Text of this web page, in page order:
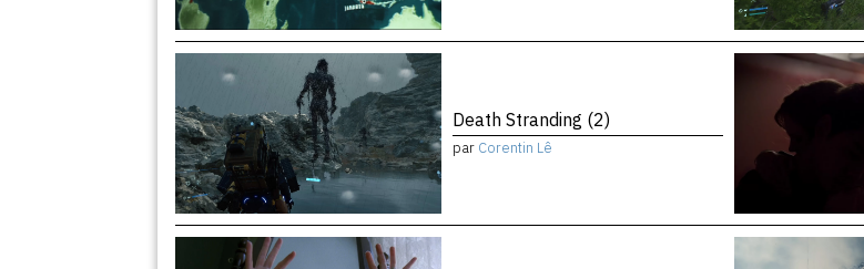
Death Stranding (2)
par Corentin Lê